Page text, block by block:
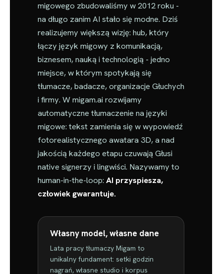
migowego zbudowaliśmy w 2012 roku -
na długo zanim AI stało się modne. Dziś
realizujemy większą wizję: hub, który
łączy język migowy z komunikacją,
biznesem, nauką i technologią - jedno
miejsce, w którym spotykają się
tłumacze, badacze, organizacje Głuchych
i firmy. W migam.ai rozwijamy
automatyczne tłumaczenie na języki
migowe: tekst zamienia się w wypowiedź
fotorealistycznego awatara 3D, a nad
jakością każdego etapu czuwają Głusi
native signerzy i lingwiści. Nazywamy to
human-in-the-loop: AI przyspiesza,
człowiek gwarantuje.
Własny model, własne dane
Lata pracy tłumaczy Migam to
unikalny fundament: setki godzin
nagrań, własne studio i korpus